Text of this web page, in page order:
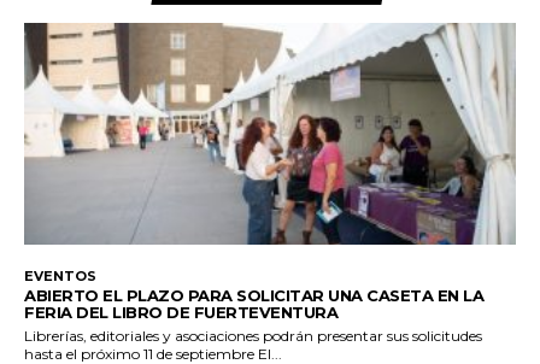
EVENTOS
ABIERTO EL PLAZO PARA SOLICITAR UNA CASETA EN LA
FERIA DEL LIBRO DE FUERTEVENTURA
Librerías, editoriales y asociaciones podrán presentar sus solicitudes
hasta el próximo 11 de septiembre El...